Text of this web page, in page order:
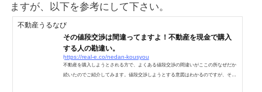
ますが、以下を参考にして下さい。
不動産うるなび
その値段交渉は間違ってますよ！不動産を現金で購入
する人の勘違い。
https://real-e.co/nedan-kousyou
不動産を購入しようとされる方で、よくある値段交渉の間違いがここの所なぜだか
続いたのでご紹介してみます。値段交渉しようとする意図はわかるのですが、それ